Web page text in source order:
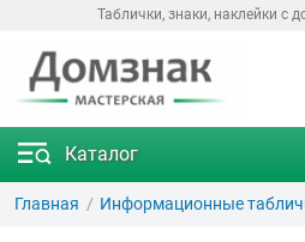
Таблички, знаки, наклейки с
Каталог
Главная Информационные